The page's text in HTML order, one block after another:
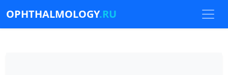
OPHTHALMOLOGY.RU